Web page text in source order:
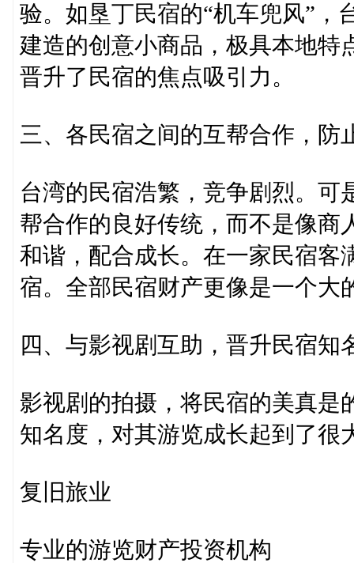
验。如垦丁民宿的“机车兜风”，
建造的创意小商品，极具本地特
晋升了民宿的焦点吸引力。
三、各民宿之间的互帮合作，防
台湾的民宿浩繁，竞争剧烈。可
帮合作的良好传统，而不是像商
和谐，配合成长。在一家民宿客
宿。全部民宿财产更像是一个大
四、与影视剧互助，晋升民宿知
影视剧的拍摄，将民宿的美真是
知名度，对其游览成长起到了很
复旧旅业
专业的游览财产投资机构